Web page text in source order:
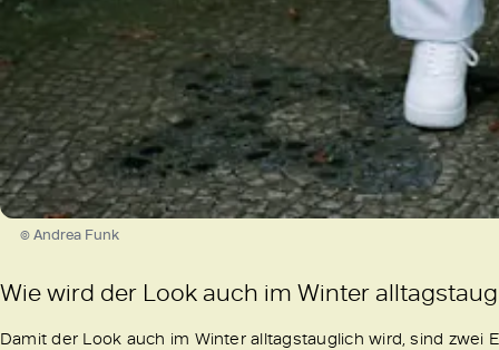
© Andrea Funk
Wie wird der Look auch im Winter
Damit der Look auch im Winter alltagstauglich wird, sind